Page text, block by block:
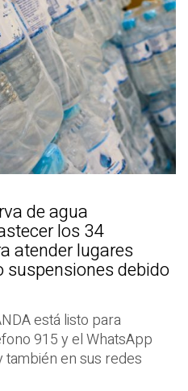
de agua
los 34
atender lugares
debido
está listo para
915 y el WhatsApp
también en sus redes